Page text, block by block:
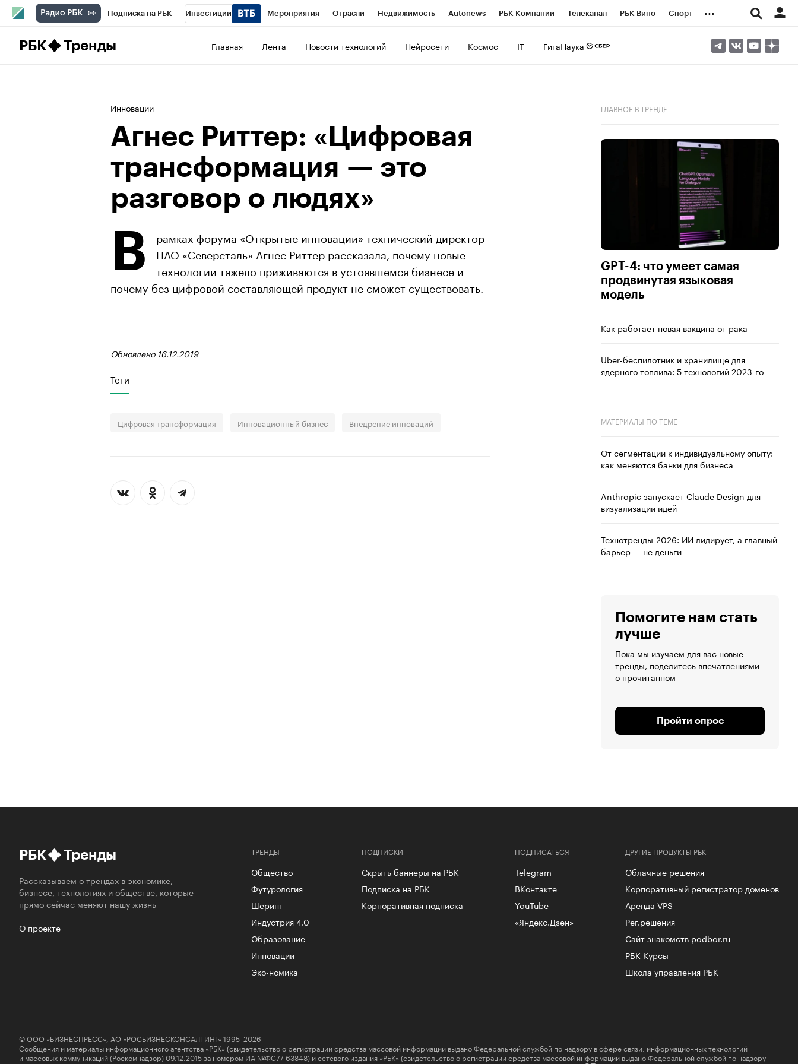
Подписка на РБК Инвестиции Мероприятия Отрасли Недвижимость Autonews РБК Компании Телеканал РБК Вино Спорт ...
РБК Тренды Главная Лента Новости технологий Нейросети Космос IT ГигаНаука
Инновации
Агнес Риттер: «Цифровая
трансформация — это
разговор о людях»
В
рамках форума «Открытые инновации» технический директор
ПАО «Северсталь» Агнес Риттер рассказала, почему новые
технологии тяжело приживаются в устоявшемся бизнесе и
почему без цифровой составляющей продукт не сможет существовать.
Обновлено 16.12.2019
Теги
Цифровая трансформация Инновационный бизнес Внедрение инноваций
ГЛАВНОЕ В ТРЕНДЕ
GPT-4: что умеет самая
продвинутая языковая
модель
Как работает новая вакцина от рака
Uber-беспилотник и хранилище для
ядерного топлива: 5 технологий 2023-го
МАТЕРИАЛЫ ПО ТЕМЕ
От сегментации к индивидуальному опыту:
как меняются банки для бизнеса
Anthropic запускает Claude Design для
визуализации идей
Технотренды-2026: ИИ лидирует, а главный
барьер — не деньги
Помогите нам стать
лучше
Пока мы изучаем для вас новые
тренды, поделитесь впечатлениями
о прочитанном
Пройти опрос
РБК Тренды
Рассказываем о трендах в экономике,
бизнесе, технологиях и обществе, которые
прямо сейчас меняют нашу жизнь
О проекте
ТРЕНДЫ
Общество
Футурология
Шеринг
Индустрия 4.0
Образование
Инновации
Эко-номика
ПОДПИСКИ
Скрыть баннеры на РБК
Подписка на РБК
Корпоративная подписка
ДРУГИЕ ПРОДУКТЫ РБК
Облачные решения
Корпоративный регистратор доменов
Аренда VPS
Рег.решения
Сайт знакомств podbor.ru
РБК Курсы
Школа управления РБК
ПОДПИСАТЬСЯ
Telegram
ВКонтакте
YouTube
«Яндекс.Дзен»
© ООО «БИЗНЕСПРЕСС», АО «РОСБИЗНЕСКОНСАЛТИНГ» 1995–2026
Сообщения и материалы информационного агентства «РБК» (свидетельство о регистрации средства массовой информации выдано Федеральной службой по надзору в сфере связи, информационных технологий
и массовых коммуникаций (Роскомнадзор) 09.12.2015 за номером ИА №ФС77-63848) и сетевого издания «РБК» (свидетельство о регистрации средства массовой информации выдано Федеральной службой по надзору